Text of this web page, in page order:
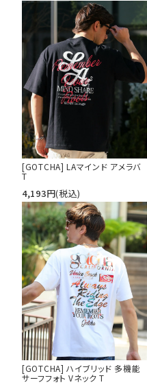
[GOTCHA] LAマインド アメラバ
T
4,193円(税込)
[GOTCHA] ハイブリッド 多機能
サーフフォト Vネック T